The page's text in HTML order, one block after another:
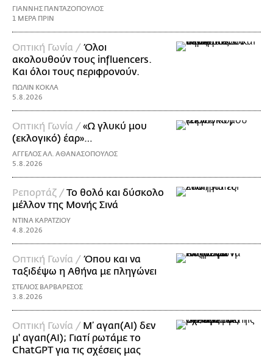
ΓΙΑΝΝΗΣ ΠΑΝΤΑΖΟΠΟΥΛΟΣ
1 ΜΕΡΑ ΠΡΙΝ
Οπτική Γωνία /Όλοι
ακολουθούν τους influencers.
Και όλοι τους περιφρονούν.
ΠΩΛΙΝ ΚΟΚΛΑ
5.8.2026
Οπτική Γωνία / «Ω γλυκύ μου
(εκλογικό) έαρ»…
ΑΓΓΕΛΟΣ ΑΛ. ΑΘΑΝΑΣΟΠΟΥΛΟΣ
5.8.2026
Ρεπορτάζ / Το θολό και δύσκολο
μέλλον της Μονής Σινά
ΝΤΙΝΑ ΚΑΡΑΤΖΙΟΥ
4.8.2026
Οπτική Γωνία /Όπου και να
ταξιδέψω η Αθήνα με πληγώνει
ΣΤΕΛΙΟΣ ΒΑΡΒΑΡΕΣΟΣ
3.8.2026
Οπτική Γωνία / Μ’ αγαπ(AI) δεν
μ' αγαπ(ΑΙ); Γιατί ρωτάμε το
ChatGPT για τις σχέσεις μας